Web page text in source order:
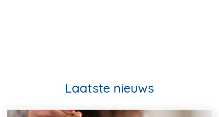
Laatste nieuws